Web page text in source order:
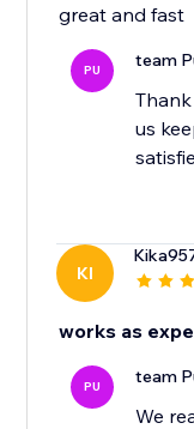
great and fast
PU team
us
KI
works as
PU team
We